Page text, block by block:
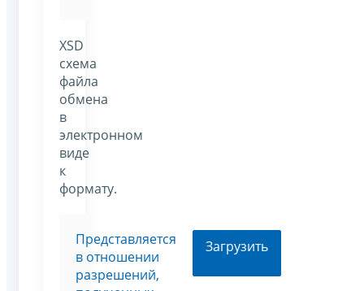
XSD
схема
файла
обмена
в
электронном
виде
к
формату.
Представляется
в отношении
разрешений,
Загрузить